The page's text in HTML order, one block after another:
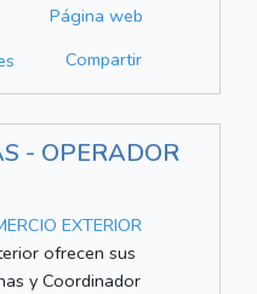
Página web
Compartir
- OPERADOR
EXTERIOR
ofrecen sus
y Coordinador